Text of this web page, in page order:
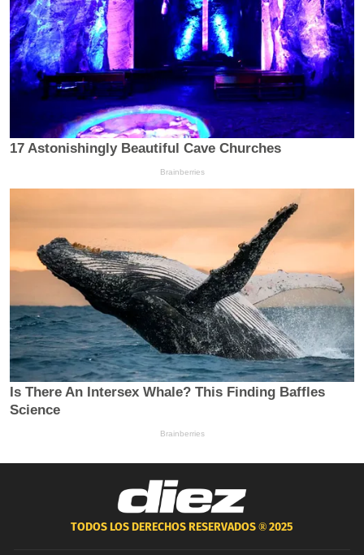
TODOS LOS DERECHOS RESERVADOS ®2025